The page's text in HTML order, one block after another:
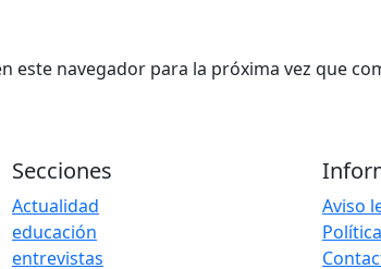
este navegador para la próxima vez que
Secciones
Actualidad
educación
entrevistas
Aviso